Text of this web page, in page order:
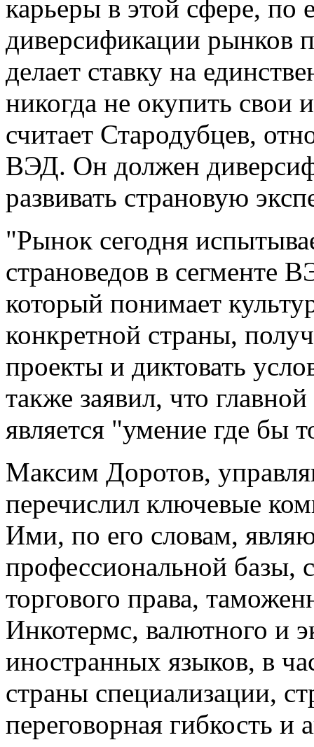
карьеры в этой сфере, по
диверсификации рынков
делает ставку на
никогда не окупить свои
считает Стародубцев,
ВЭД. Он должен
развивать страновую
"Рынок сегодня
страноведов в сегменте
который понимает
конкретной страны,
проекты и диктовать
также заявил, что
является "умение где бы
Максим Доротов,
перечислил ключевые
Ими, по его словам,
профессиональной базы,
торгового права,
Инкотермс, валютного и
иностранных языков, в
страны специализации,
переговорная гибкость